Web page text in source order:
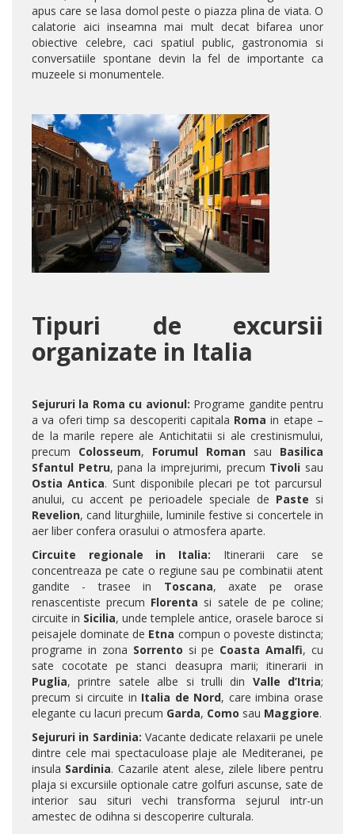
apus care se lasa domol peste o piazza plina de viata. O
calatorie aici inseamna mai mult decat bifarea unor
obiective celebre, caci spatiul public, gastronomia si
conversatiile spontane devin la fel de importante ca
muzeele si monumentele.
Tipuri de excursii
organizate in Italia
Sejururi la Roma cu avionul: Programe gandite pentru
a va oferi timp sa descoperiti capitala Roma in etape –
de la marile repere ale Antichitatii si ale crestinismului,
precum Colosseum, Forumul Roman sau Basilica
Sfantul Petru, pana la imprejurimi, precum Tivoli sau
Ostia Antica. Sunt disponibile plecari pe tot parcursul
anului, cu accent pe perioadele speciale de Paste si
Revelion, cand liturghiile, luminile festive si concertele in
aer liber confera orasului o atmosfera aparte.
Circuite regionale in Italia: Itinerarii care se
concentreaza pe cate o regiune sau pe combinatii atent
gandite - trasee in Toscana, axate pe orase
renascentiste precum Florenta si satele de pe coline;
circuite in Sicilia, unde templele antice, orasele baroce si
peisajele dominate de Etna compun o poveste distincta;
programe in zona Sorrento si pe Coasta Amalfi, cu
sate cocotate pe stanci deasupra marii; itinerarii in
Puglia, printre satele albe si trulli din Valle d’Itria;
precum si circuite in Italia de Nord, care imbina orase
elegante cu lacuri precum Garda, Como sau Maggiore.
Sejururi in Sardinia: Vacante dedicate relaxarii pe unele
dintre cele mai spectaculoase plaje ale Mediteranei, pe
insula Sardinia. Cazarile atent alese, zilele libere pentru
plaja si excursiile optionale catre golfuri ascunse, sate de
interior sau situri vechi transforma sejurul intr-un
amestec de odihna si descoperire culturala.